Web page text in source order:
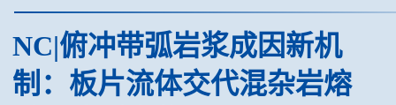
NC|俯冲带弧岩浆成因新机
制：板片流体交代混杂岩熔